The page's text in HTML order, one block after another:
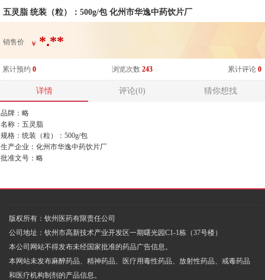
五灵脂 统装（粒）：500g/包 化州市华逸中药饮片厂
销售价 ￥ *.**
累计预约 0 浏览次数 243 累计评论 0
详情 评论(0) 猜你想找
品牌：略
名称：五灵脂
规格：统装（粒）：500g/包
生产企业：化州市华逸中药饮片厂
批准文号：略
版权所有：钦州医药有限责任公司
公司地址：钦州市高新技术产业开发区一期曙光园C1-1栋（37号楼）
本公司网站不得发布未经国家批准的药品广告信息。
本网站未发布麻醉药品、精神药品、医疗用毒性药品、放射性药品、戒毒药品
和医疗机构制剂的产品信息。